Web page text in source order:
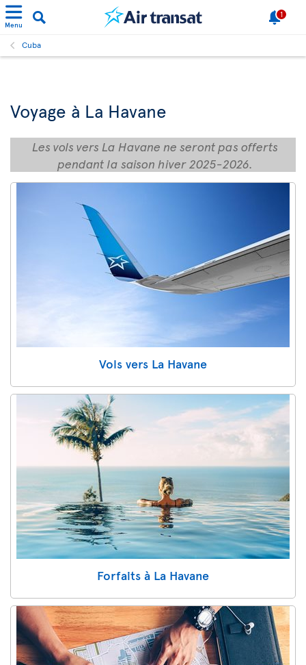
Menu
1
Cuba
Voyage à La Havane
Les vols vers La Havane ne seront pas offerts
pendant la saison hiver 2025-2026.
Vols vers La Havane
Forfaits à La Havane